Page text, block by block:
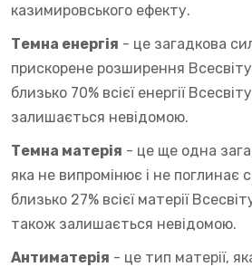
казимировського ефекту.
Темна енергія - це загадкова
прискорене розширення
близько 70% всієї енергії
залишається невідомою.
Темна матерія - це ще одна
яка не випромінює і не поглинає
близько 27% всієї матерії
також залишається невідомою.
Антиматерія - це тип матерії,